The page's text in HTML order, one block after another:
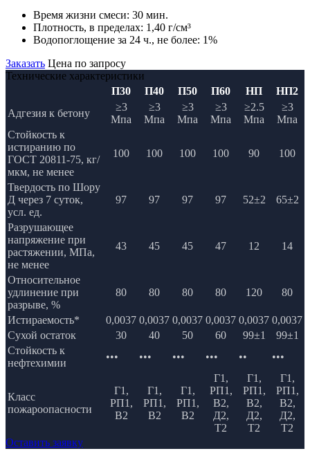
Время жизни смеси: 30 мин.
Плотность, в пределах: 1,40 г/см³
Водопоглощение за 24 ч., не более: 1%
Заказать Цена по запросу
Технические характеристики
П30
П40 П50 П60 НП
НП2
Адгезия к бетону
≥3
Мпа
≥3
Мпа
≥3
Мпа
≥3
Мпа
≥2.5
Мпа
≥3
Мпа
Стойкость к
истиранию по
ГОСТ 20811-75, кг/
мкм, не менее
100 100 100 100 90 100
Твердость по Шору
Д через 7 суток,
усл. ед.
97 97 97 97 52±2 65±2
Разрушающее
напряжение при
растяжении, МПа,
не менее
43 45 45 47 12 14
Относительное
удлинение при
разрыве, %
80 80 80 80 120 80
Истираемость* 0,0037 0,0037 0,0037 0,0037 0,0037 0,0037
Сухой остаток
30 40 50 60 99±1
99±1
Стойкость к
нефтехимии
••• ••• ••• ••• •• •••
Класс
пожароопасности
Г1,
РП1,
В2
Г1,
РП1,
В2
Г1,
РП1,
В2
Г1,
РП1,
В2,
Д2,
Т2
Г1,
РП1,
В2,
Д2,
Т2
Г1,
РП1,
В2,
Д2,
Т2
Оставить заявку